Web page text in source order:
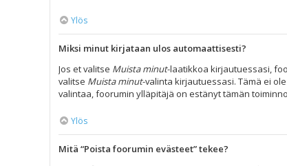
Ylös
Miksi minut kirjataan ulos automaattisesti?
Jos et valitse Muista minut-laatikkoa kirjautuessasi,
valitse Muista minut-valinta kirjautuessasi. Tämä ei
valintaa, foorumin ylläpitäjä on estänyt tämän
Ylös
Mitä “Poista foorumin evästeet” tekee?